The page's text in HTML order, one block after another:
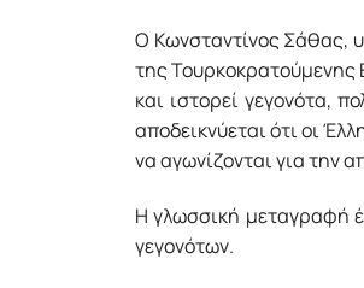
Ο Κωνσταντίνος Σάθας,
της Τουρκοκρατούμενης
και ιστορεί γεγονότα,
αποδεικνύεται ότι οι
να αγωνίζονται για την
Η γλωσσική μεταγραφή
γεγονότων.